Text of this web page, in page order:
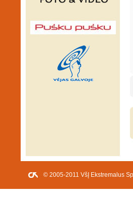
© 2005-2011 VšĮ Ekstremalus